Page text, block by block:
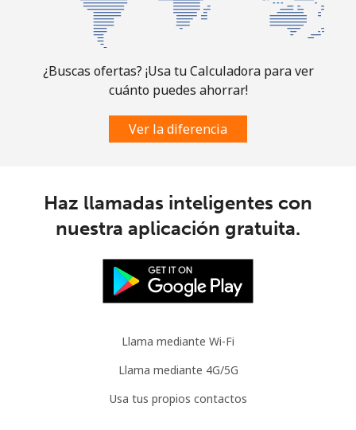
¿Buscas ofertas? ¡Usa tu Calculadora para ver
cuánto puedes ahorrar!
Ver la diferencia
Haz llamadas inteligentes con
nuestra aplicación gratuita.
Llama mediante Wi-Fi
Llama mediante 4G/5G
Usa tus propios contactos